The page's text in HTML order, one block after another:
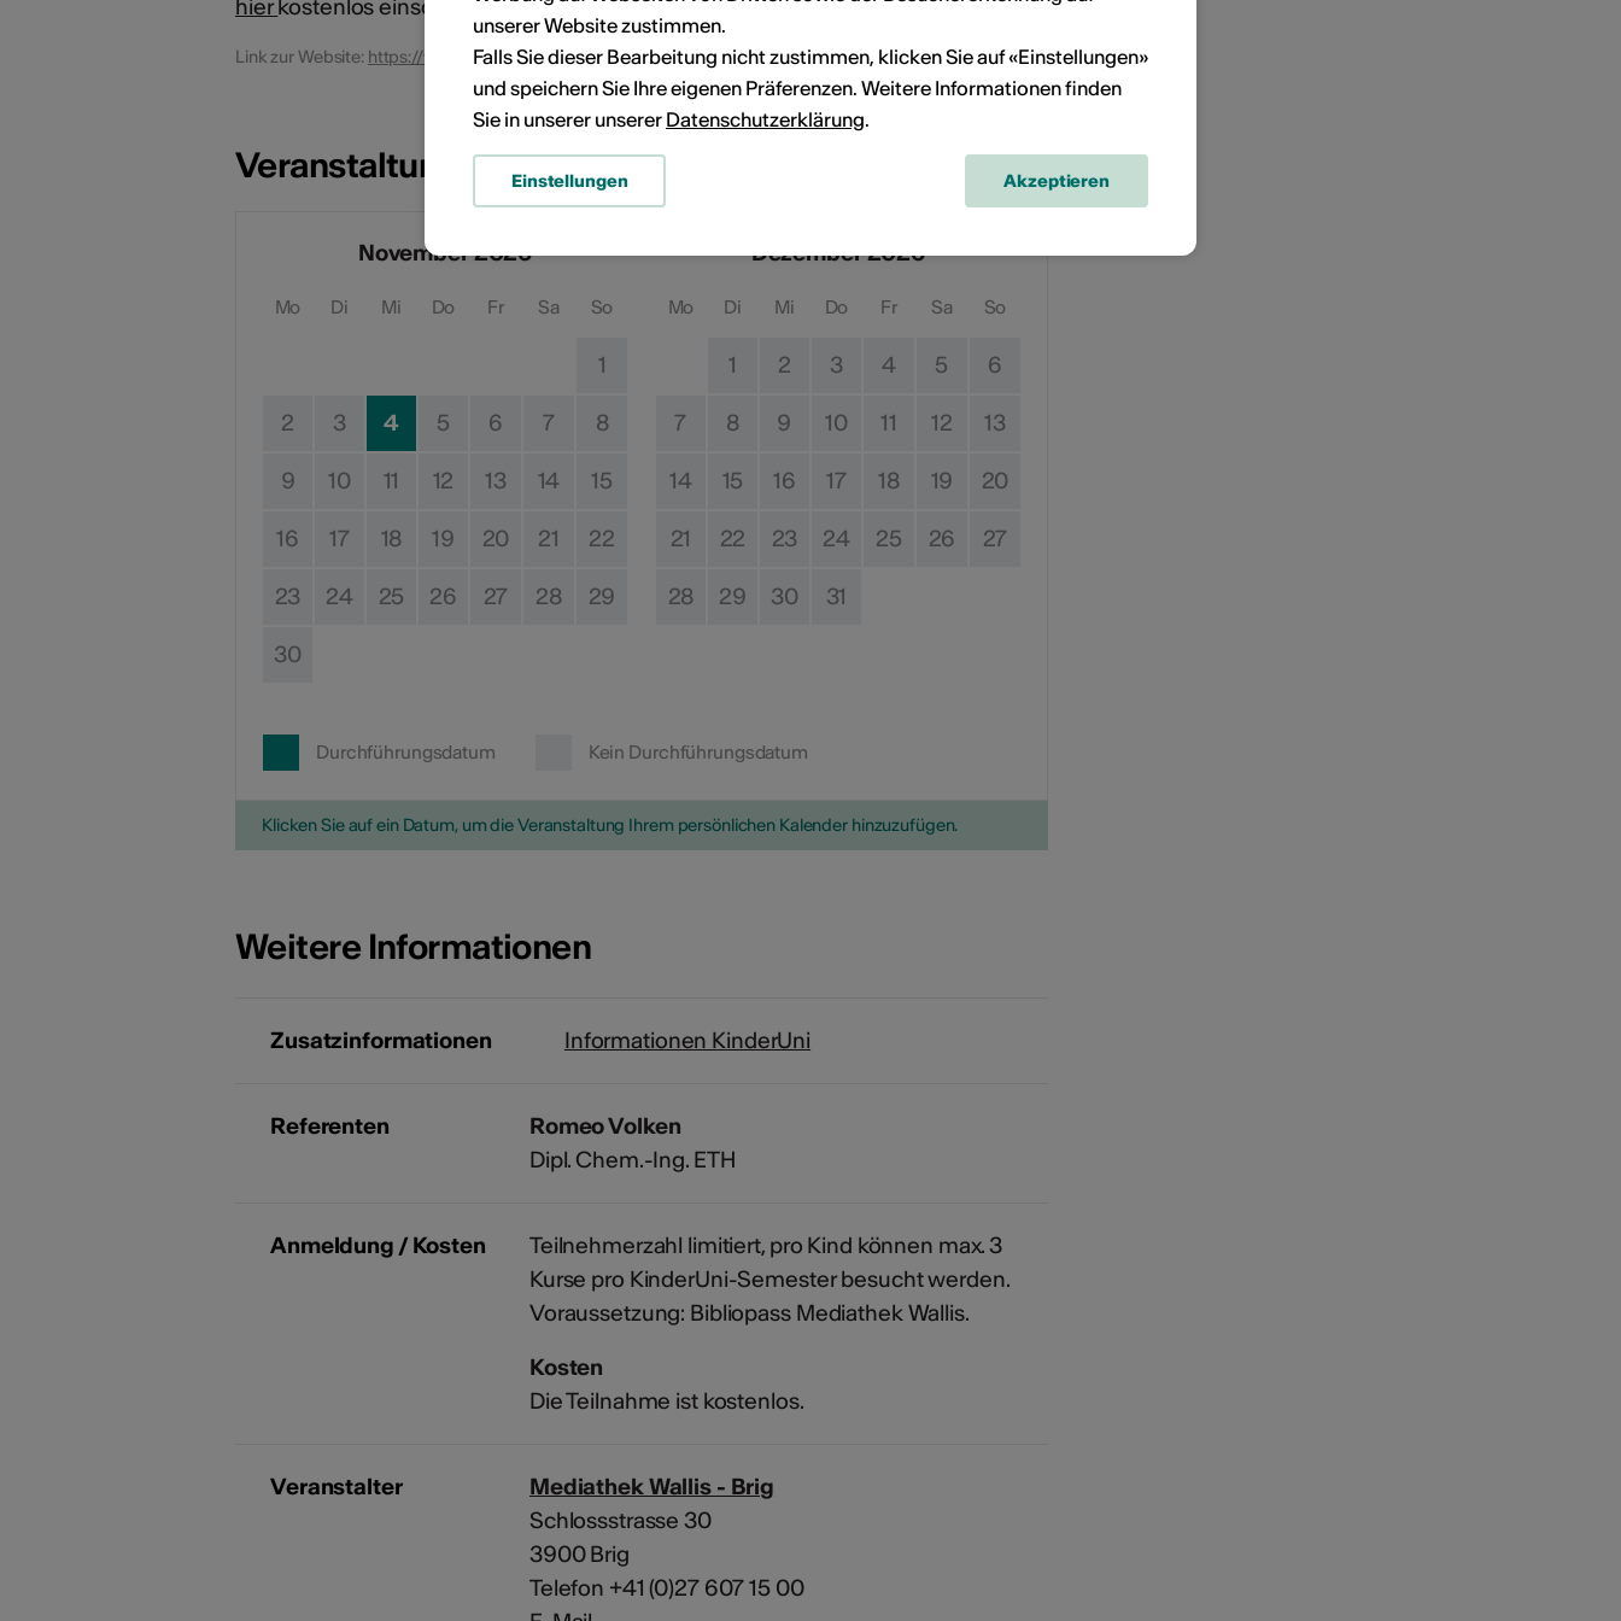
hierkostenlos einschreiben.
Link zur Website: https://www.mediathek.ch/
Veranstaltungsdaten
November 2026
Mo Di Mi Do Fr Sa So
1
2 3 4 5 6 7 8
9 10 11 12 13 14 15
16 17 18 19 20 21 22
23 24 25 26 27 28 29
30
Dezember 2026
Mo Di Mi Do Fr Sa So
1 2 3 4 5 6
7 8 9 10 11 12 13
14 15 16 17 18 19 20
21 22 23 24 25 26 27
28 29 30 31
Durchführungsdatum Kein Durchführungsdatum
Klicken Sie auf ein Datum, um die Veranstaltung Ihrem persönlichen Kalender hinzuzufügen.
Weitere Informationen
Zusatzinformationen Informationen KinderUni
Referenten
Romeo Volken
Dipl. Chem.-Ing. ETH
Anmeldung / Kosten
Teilnehmerzahl limitiert, pro Kind können max. 3
Kurse pro KinderUni-Semester besucht werden.
Voraussetzung: Bibliopass Mediathek Wallis.
Kosten
Die Teilnahme ist kostenlos.
Veranstalter
Mediathek Wallis - Brig
Schlossstrasse 30
3900 Brig
Telefon +41 (0)27 607 15 00
unserer Website zustimmen.
Falls Sie dieser Bearbeitung nicht zustimmen, klicken Sie auf «Einstellungen»
und speichern Sie Ihre eigenen Präferenzen. Weitere Informationen finden
Sie in unserer unserer Datenschutzerklärung.
Einstellungen Akzeptieren